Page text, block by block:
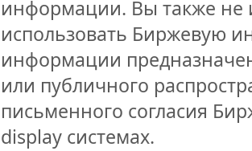
информации. Вы также не
использовать Биржевую
информации
или публичного
письменного согласия
display системах.